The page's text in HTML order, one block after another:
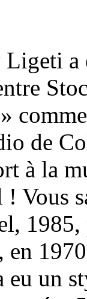
de
à la
!
, en
un